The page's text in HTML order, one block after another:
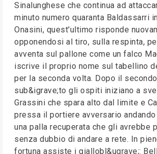
Sinalunghese che continua ad
minuto numero quaranta Baldassarri
Onasini, quest'ultimo risponde
opponendosi al tiro, sulla respinta,
avventa sul pallone come un falco
iscrive il proprio nome sul tabellino
per la seconda volta. Dopo il
sub&igrave;to gli ospiti iniziano a
Grassini che spara alto dal limite e
pressa il portiere avversario
una palla recuperata che gli avrebbe
senza dubbio di andare a rete. In
fortuna assiste i giallobl&ugrave;: